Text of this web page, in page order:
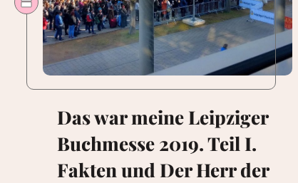
Das war meine Leipziger
Buchmesse 2019. Teil I.
Fakten und Der Herr der